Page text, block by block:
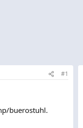
#1
buerostuhl.